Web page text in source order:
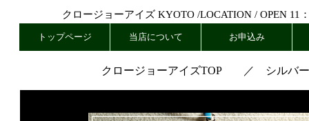
クロージョーアイズ KYOTO /LOCATION/ OPEN 11
トップページ 当店について お申込み
クロージョーアイズTOP／ シルバ